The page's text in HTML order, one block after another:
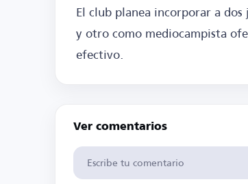
El club planea incorporar a
y otro como mediocampista
efectivo.
Ver comentarios